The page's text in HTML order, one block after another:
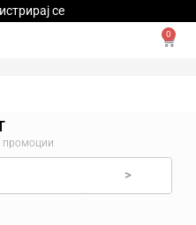
се
0
промоции
>